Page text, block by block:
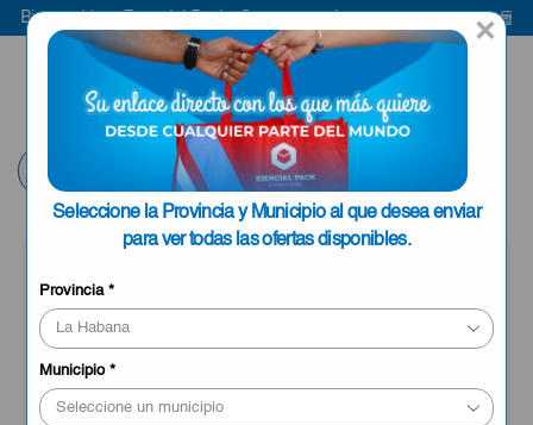
×
Seleccione la Provincia y Municipio al que desea enviar
para ver todas las ofertas disponibles.
Provincia*
Municipio*
Bienvenido a Esencial Pack
ENVIAR A LA
HABANA